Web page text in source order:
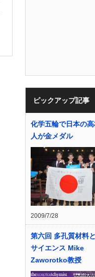
ピックアップ記事
化学五輪で日本の
人が金メダル
2009/7/28
第六回 多孔質材料
サイエンス Mike
Zaworotko教授